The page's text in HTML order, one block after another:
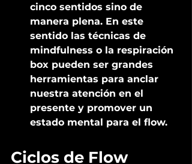
cinco sentidos sino de
manera plena. En este
sentido las técnicas de
mindfulness o la respiración
box pueden ser grandes
herramientas para anclar
nuestra atención en el
presente y promover un
estado mental para el flow.
Ciclos de Flow